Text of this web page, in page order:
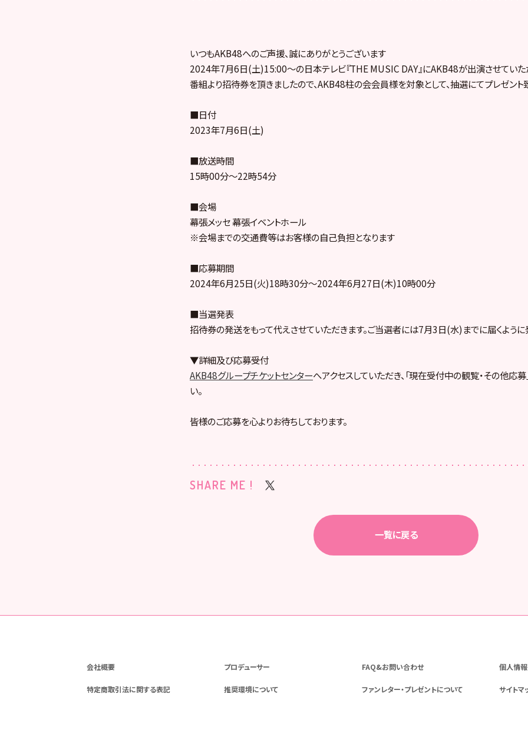
いつもAKB48へのご声援、誠にありがとうございます
2024年7月6日(土)15:00～の日本テレビ『THE MUSIC DAY』にAKB48が出演させていた
番組より招待券を頂きましたので、AKB48柱の会会員様を対象として、抽選にてプレゼント
■日付
2023年7月6日(土)
■放送時間
15時00分～22時54分
■会場
幕張メッセ 幕張イベントホール
※会場までの交通費等はお客様の自己負担となります
■応募期間
2024年6月25日(火)18時30分～2024年6月27日(木)10時00分
■当選発表
招待券の発送をもって代えさせていただきます。ご当選者には7月3日(水)までに届くように
▼詳細及び応募受付
AKB48グループチケットセンターへアクセスしていただき、「現在受付中の観覧・その他応
い。
皆様のご応募を心よりお待ちしております。
SHARE ME !
一覧に戻る
会社概要 プロデューサー FAQ&お問い合わせ 個人情
特定商取引法に関する表記 推奨環境について ファンレター・プレゼントについて サイトマ